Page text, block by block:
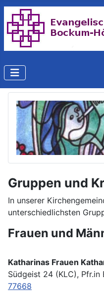
Gruppen und
In unserer
unterschiedlichsten
Frauen und
Katharinas Frauen
Südgeist 24 (KLC), Pfr.in
77668